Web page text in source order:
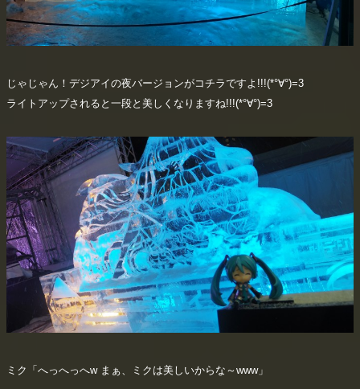
じゃじゃん！デジアイの夜バージョンがコチラですよ!!!(*°∀°)=3
ライトアップされると一段と美しくなりますね!!!(*°∀°)=3
ミク「へっへっへw まぁ、ミクは美しいからな～www」